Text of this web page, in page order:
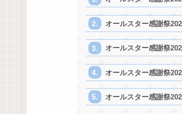
オールスター感謝祭
オールスター感謝祭
オールスター感謝祭
オールスター感謝祭